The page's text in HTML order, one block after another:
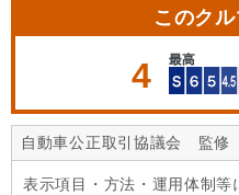
このク
4
自動車公正取引協議会 監修
表示項目・方法・運用体制等